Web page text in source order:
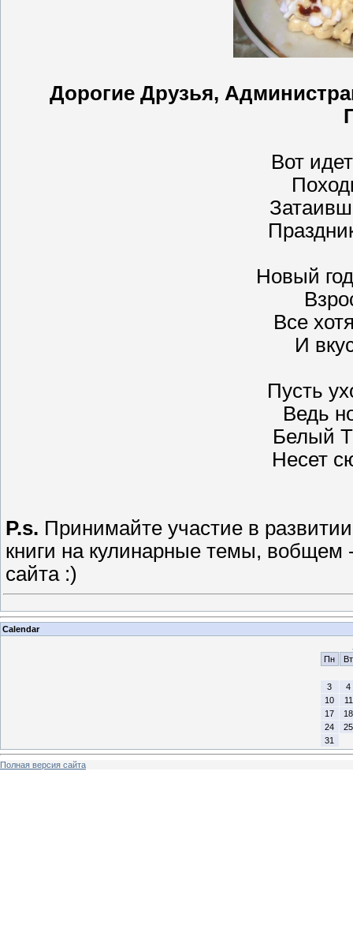
Дорогие Друзья,
Вот
Новый
Все
И
Пусть
Ведь
Белый
Несет
P.s. Принимайте участие в
книги на кулинарные темы, вобщем
сайта :)
Calendar
Пн
Вт
3
4
10
11
17
18
24
25
31
Полная версия сайта